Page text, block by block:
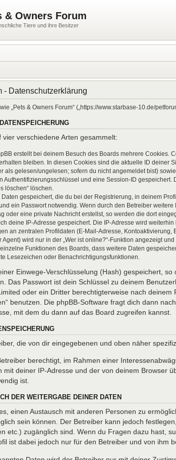
& Owners Forum
Tiere und ihre Besitzer
- Datenschutzerklärung
„Pets & Owners Forum“ („https://www.starbase-10.de/
verschiedene Arten gesammelt:
erstellt bei deinem Besuch des Boards mehrere
bleiben. In diesen Cookies sind die aktuelle ID deiner
als gelesen/ungelesen; sofern du nicht angemeldet bist)
Authentifizierungsschlüssel und eine Session-ID
löschen“ löschen.
gespeichert, die du bei der Registrierung, in deinem
ein Passwort notwendig. Wenn durch den Betreiber
oder eine private Nachricht erstellst, so werden die dort
deine IP-Adresse gespeichert. Die IP-Adresse wird
an zentralen Profildaten (E-Mail-Adresse,
wird nur in der „Wer ist online?“-Funktion angezeigt
Funktionen des Boards, dass weitere Daten
Lesezeichen oder Benachrichtigungsfunktionen.
Einwege-Verschlüsselung (Hash) gespeichert,
Das Passwort ist dein Schlüssel zu deinem
oder ein Dritter berechtigterweise nach
benutzen. Die phpBB-Software fragt dich dann
mit dem du dann auf das Board zugreifen kannst.
die von dir eingegebenen und oben näher
berechtigt, im Rahmen einer
mit deiner IP-Adresse und der von deinem Browser
ist.
DER WEITERGABE DEINER DATEN
einen Austausch mit anderen Personen zu
sein können. Der Betreiber kann jedoch
etc.) zugänglich sind. Wenn du Fragen dazu hast,
ist dabei jedoch nur für den Betreiber und von ihm